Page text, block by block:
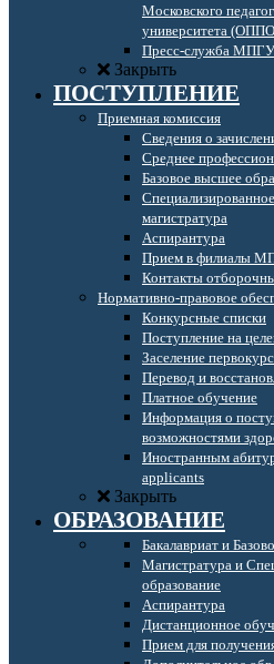
Московского
университета
Пресс-служба МПГУ
Закрыть
ПОСТУПЛЕНИЕ
Приемная комиссия
Сведения о
Среднее
Базовое высшее
магистратура
Аспирантура
Прием в филиалы
Контакты
Нормативно-правовое
Конкурсные списки
Поступление на
Заселение
Перевод и
Платное обучение
Информация о
возможностями
Иностранным
applicants
Закрыть
ОБРАЗОВАНИЕ
Бакалавриат и
Магистратура и
образование
Аспирантура
Дистанционное
Прием для